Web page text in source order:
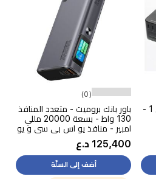
مجموعة شحن بروميت 7 في 1 -
(0)
باور بانك بروميت - متعدد المنافذ
130 واط - بسعة 20000 مللي
امبير - منافذ يو اس بي سي و يو
اسود
125,400 د.ع
أضف إلى السلّة